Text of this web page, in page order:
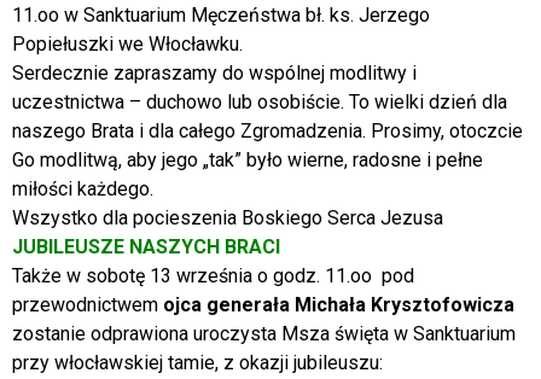
11.oo w Sanktuarium Męczeństwa bł. ks. Jerzego
Popiełuszki we Włocławku.
Serdecznie zapraszamy do wspólnej modlitwy i
uczestnictwa – duchowo lub osobiście. To wielki dzień dla
naszego Brata i dla całego Zgromadzenia. Prosimy, otoczcie
Go modlitwą, aby jego „tak” było wierne, radosne i pełne
miłości każdego.
Wszystko dla pocieszenia Boskiego Serca Jezusa
JUBILEUSZE NASZYCH BRACI
Także w sobotę 13 września o godz. 11.oo pod
przewodnictwem ojca generała Michała Krysztofowicza
zostanie odprawiona uroczysta Msza święta w Sanktuarium
przy włocławskiej tamie, z okazji jubileuszu: